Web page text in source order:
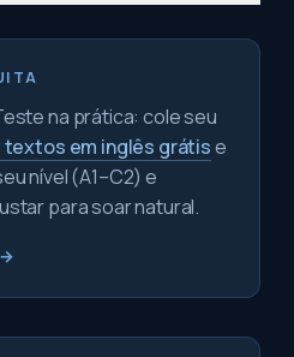
na prática: cole seu
em inglês grátise
nível (A1–C2) e
para soar natural.
→